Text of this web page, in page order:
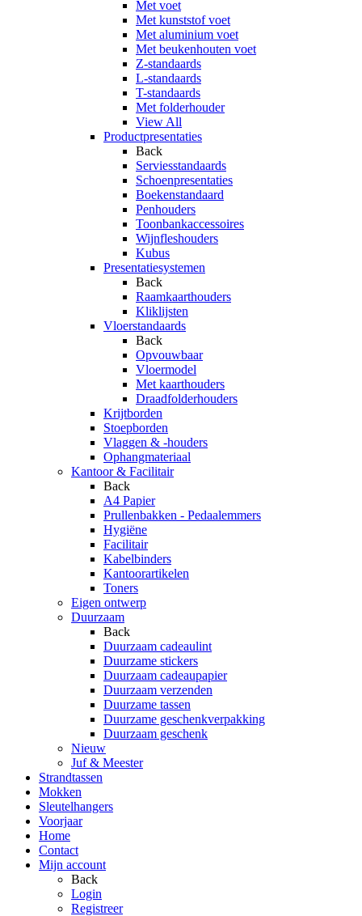
Met voet
Met kunststof voet
Met aluminium voet
Met beukenhouten voet
Z-standaards
L-standaards
T-standaards
Met folderhouder
View All
Productpresentaties
Back
Serviesstandaards
Schoenpresentaties
Boekenstandaard
Penhouders
Toonbankaccessoires
Wijnfleshouders
Kubus
Presentatiesystemen
Back
Raamkaarthouders
Kliklijsten
Vloerstandaards
Back
Opvouwbaar
Vloermodel
Met kaarthouders
Draadfolderhouders
Krijtborden
Stoepborden
Vlaggen & -houders
Ophangmateriaal
Kantoor & Facilitair
Back
A4 Papier
Prullenbakken - Pedaalemmers
Hygiëne
Facilitair
Kabelbinders
Kantoorartikelen
Toners
Eigen ontwerp
Duurzaam
Back
Duurzaam cadeaulint
Duurzame stickers
Duurzaam cadeaupapier
Duurzaam verzenden
Duurzame tassen
Duurzame geschenkverpakking
Duurzaam geschenk
Nieuw
Juf & Meester
Strandtassen
Mokken
Sleutelhangers
Voorjaar
Home
Contact
Mijn account
Back
Login
Registreer